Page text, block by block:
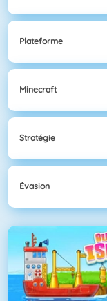
Plateforme
Minecraft
Stratégie
Évasion